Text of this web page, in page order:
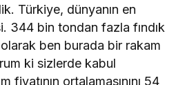
Türkiye, dünyanın en
344 bin tondan fazla fındık
ben burada bir rakam
ki sizlerde kabul
fiyatının ortalamasınını 54